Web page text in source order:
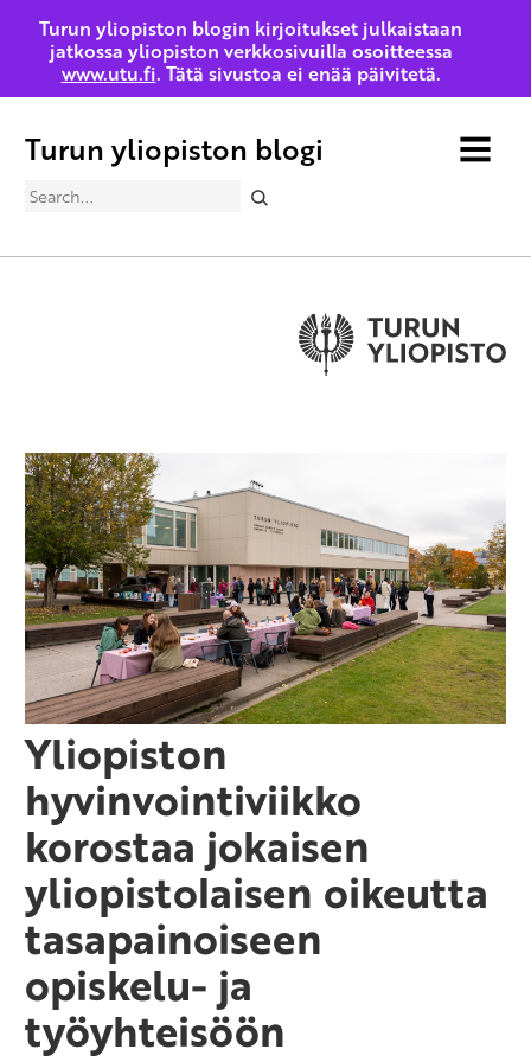
Turun yliopiston blogi MENU
Search
Yliopiston
hyvinvointiviikko
korostaa jokaisen
yliopistolaisen oikeutta
tasapainoiseen
opiskelu- ja
työyhteisöön
Turun yliopiston blogin kirjoitukset julkaistaan
jatkossa yliopiston verkkosivuilla osoitteessa
www.utu.fi. Tätä sivustoa ei enää päivitetä.